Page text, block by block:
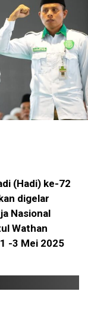
(Hadi) ke-72
digelar
Nasional
Wathan
-3 Mei 2025